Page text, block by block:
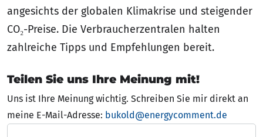
angesichts der globalen Klimakrise und steigender
CO₂-Preise. Die Verbraucherzentralen halten
zahlreiche Tipps und Empfehlungen bereit.
Teilen Sie uns Ihre Meinung mit!
Uns ist Ihre Meinung wichtig. Schreiben Sie mir direkt an
meine E-Mail-Adresse: bukold@energycomment.de